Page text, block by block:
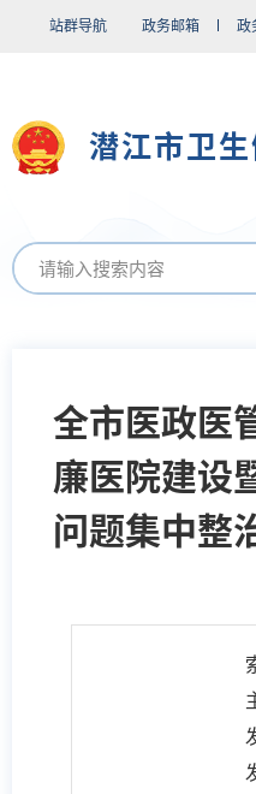
站群导航 政务邮箱 政
潜江市卫
全市医政医
廉医院建设
问题集中整